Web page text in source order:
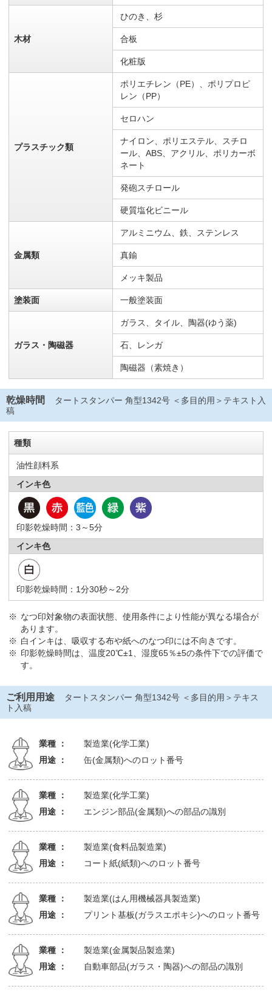
木材
ひのき、杉
合板
化粧版
プラスチック類
ポリエチレン（PE）、ポリプロピ
レン（PP）
セロハン
ナイロン、ポリエステル、スチロ
ール、ABS、アクリル、ポリカーボ
ネート
発砲スチロール
硬質塩化ビニール
金属類
アルミニウム、鉄、ステンレス
真鍮
メッキ製品
塗装面 一般塗装面
ガラス・陶磁器
ガラス、タイル、陶器(ゆう薬)
石、レンガ
陶磁器（素焼き）
乾燥時間
タートスタンパー 角型1342号 ＜多目的用＞テキスト入
稿
種類
油性顔料系
インキ色
印影乾燥時間：3～5分
インキ色
印影乾燥時間：1分30秒～2分
なつ印対象物の表面状態、使用条件により性能が異なる場合が
あります。
白インキは、吸収する布や紙へのなつ印には不向きです。
印影乾燥時間は、温度20℃±1、湿度65％±5の条件下での評価で
す。
ご利用用途
タートスタンパー 角型1342号 ＜多目的用＞テキス
ト入稿
業種 ：
製造業(化学工業)
用途 ：
缶(金属類)へのロット番号
業種 ：
製造業(化学工業)
用途 ：
エンジン部品(金属類)への部品の識別
業種 ：
製造業(食料品製造業)
用途 ：
コート紙(紙類)へのロット番号
業種 ：
製造業(はん用機械器具製造業)
用途 ：
プリント基板(ガラスエポキシ)へのロット番号
業種 ：
製造業(金属製品製造業)
用途 ：
自動車部品(ガラス・陶器)への部品の識別